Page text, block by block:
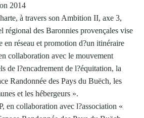
2014
à travers son Ambition II, axe 3,
régional des Baronnies provençales vise
en réseau et promotion d?un itinéraire
collaboration avec le mouvement
de l?encadrement de l?équitation, la
Randonnée des Pays du Buëch, les
et les hébergeurs ».
en collaboration avec l?association «